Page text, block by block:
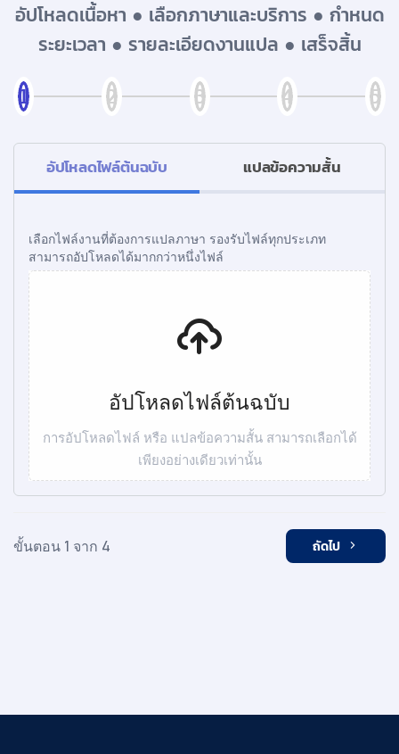
อัปโหลดเนื้อหา ● เลือกภาษาและบริการ ● กำหนด
ระยะเวลา ● รายละเอียดงานแปล ● เสร็จสิ้น
อัปโหลดไฟล์ต้นฉบับ แปลข้อความสั้น
เลือกไฟล์งานที่ต้องการแปลภาษา รองรับไฟล์ทุกประเภท
สามารถอัปโหลดได้มากกว่าหนึ่งไฟล์
อัปโหลดไฟล์ต้นฉบับ
การอัปโหลดไฟล์ หรือ แปลข้อความสั้น สามารถเลือกได้
เพียงอย่างเดียวเท่านั้น
ขั้นตอน 1 จาก 4 ถัดไป